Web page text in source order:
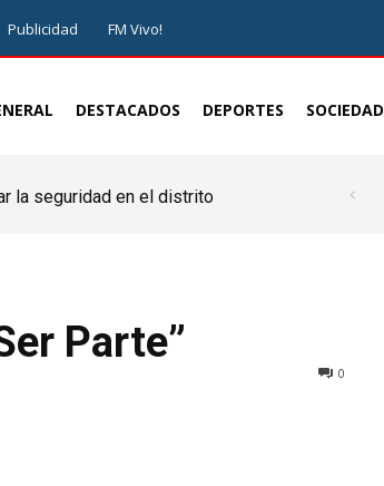
Publicidad FM Vivo!
DESTACADOS DEPORTES SOCIEDAD
la seguridad en el distrito
Parte”
0